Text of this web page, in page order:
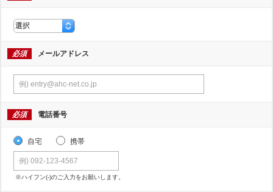
必須 メールアドレス
必須 電話番号
自宅 携帯
※ハイフン(-)のご入力をお願いします。